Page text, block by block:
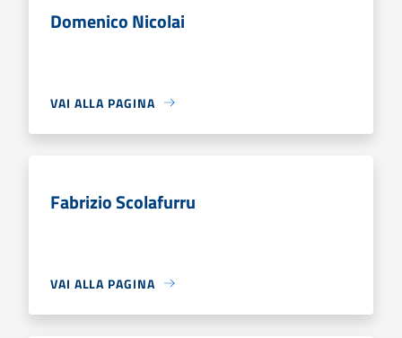
Domenico Nicolai
VAI ALLA PAGINA
Fabrizio Scolafurru
VAI ALLA PAGINA